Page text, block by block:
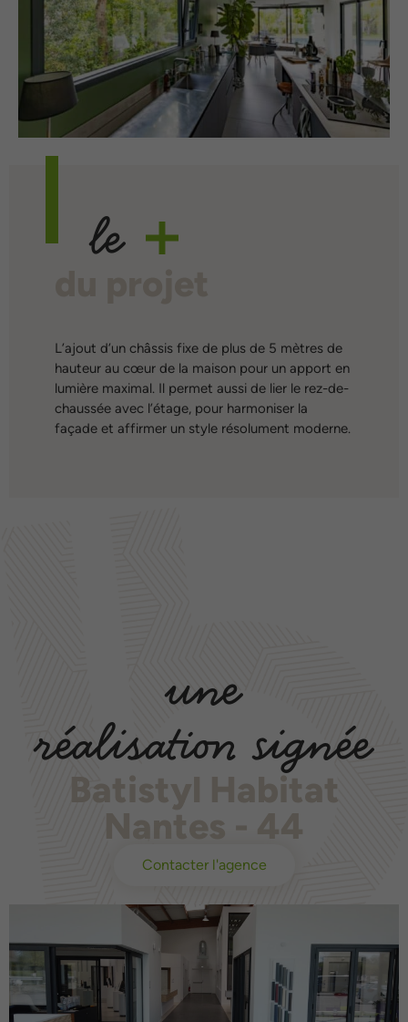
le
L’ajout d’un châssis fixe de plus de 5 mètres de
hauteur au cœur de la maison pour un apport en
lumière maximal. Il permet aussi de lier le rez-de-
chaussée avec l’étage, pour harmoniser la
façade et affirmer un style résolument moderne.
une
réalisation signée
Batistyl Habitat
Nantes - 44
Contacter l'agence